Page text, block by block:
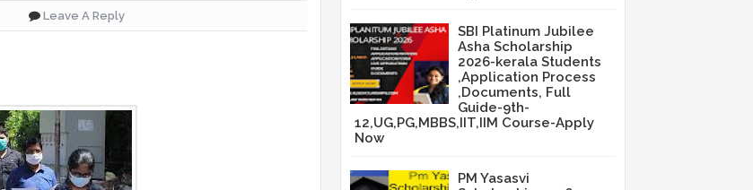
Leave A Reply
SBI Platinum Jubilee
Asha Scholarship
2026-kerala Students
,Application Process
,Documents, Full
Guide-9th-
12,UG,PG,MBBS,IIT,IIM Course-Apply
Now
PM Yasasvi